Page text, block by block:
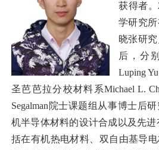
获得者
学研究
晓张研
后，分
Luping
圣芭芭拉分校材料系Michael L.
Segalman院士课题组从事博士后
机半导体材料的设计合成以及先
括在有机热电材料、双自由基导